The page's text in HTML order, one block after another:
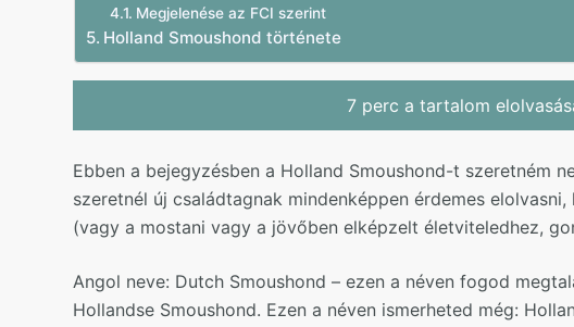
Megjelenése az FCI szerint
Holland Smoushond története
7 perc a tartalom
Ebben a bejegyzésben a Holland Smoushond-t szeretném
szeretnél új családtagnak mindenképpen érdemes
(vagy a mostani vagy a jövőben elképzelt életviteledhez,
Angol neve: Dutch Smoushond – ezen a néven fogod
Hollandse Smoushond. Ezen a néven ismerheted még: